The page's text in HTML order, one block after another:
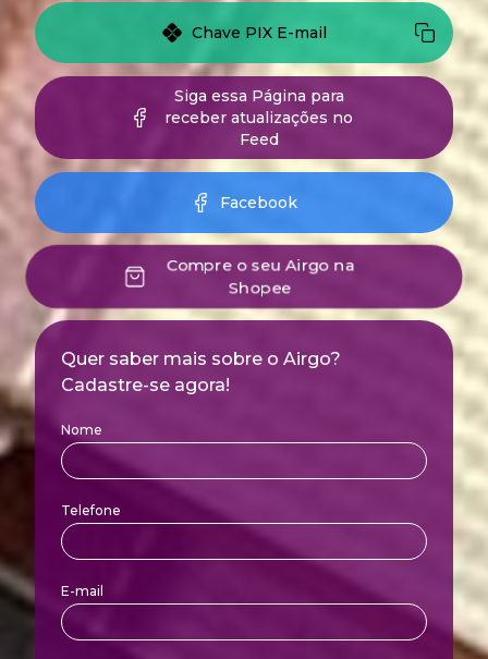
Chave PIX E-mail
Siga essa Página para
receber atualizações no
Feed
Facebook
Compre o seu Airgo na
Shopee
Quer saber mais sobre o Airgo?
Cadastre-se agora!
Nome
Telefone
E-mail